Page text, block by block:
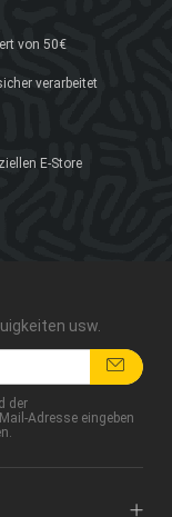
von 50€
verarbeitet
E-Store
usw.
der
Adresse eingeben